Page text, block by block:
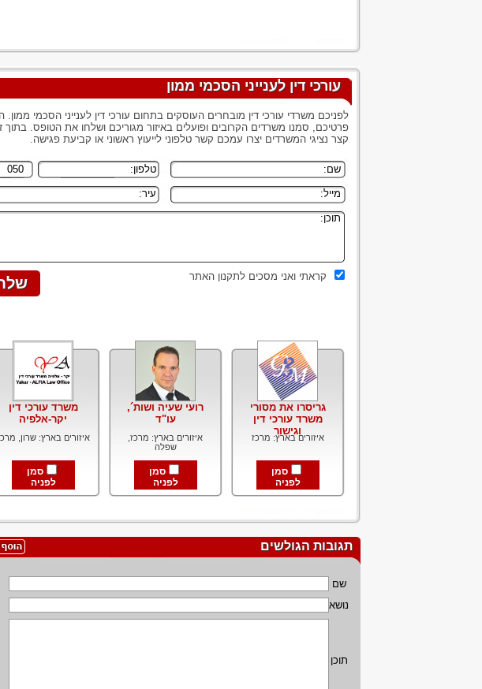
עורכי דין לענייני הסכמי ממון
לפניכם משרדי עורכי דין מובחרים העוסקים בתחום עורכי דין לענייני הסכמי ממון.
פרטיכם, סמנו משרדים הקרובים ופועלים באיזור מגוריכם ושלחו את הטופס. בתוך
קצר נציגי המשרדים יצרו עמכם קשר טלפוני לייעוץ ראשוני או קביעת פגישה.
קראתי ואני מסכים לתקנון האתר
גריסרו את מסורי
משרד עורכי דין
וגישור
איזורים בארץ: מרכז
סמן
לפניה
רועי שעיה ושות´,
עו"ד
איזורים בארץ: מרכז,
שפלה
סמן
לפניה
משרד עורכי דין
יקר-אלפיה
איזורים בארץ: שרון,
סמן
לפניה
תגובות הגולשים
שם
נושא
תוכן